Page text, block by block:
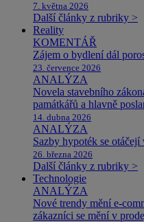
7. května 2026
Další články z rubriky >
Reality
KOMENTÁŘ
Zájem o bydlení dál
23. července 2026
ANALÝZA
Novela stavebního
památkářů a hlavně
14. dubna 2026
ANALÝZA
Sazby hypoték se
26. března 2026
Další články z rubriky >
Technologie
ANALÝZA
Nové trendy mění e-
zákazníci se mění v